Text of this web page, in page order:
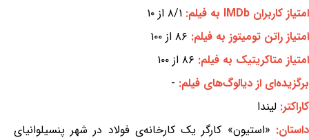
امتیاز کاربران IMDb به فیلم:
۸/۱ از ۱۰
امتیاز راتن تومیتوز به فیلم: ۸۶ از ۱۰۰
امتیاز متاکریتیک به فیلم: ۸۶ از ۱۰۰
برگزیده‌ای از دیالوگ‌های فیلم: -
کاراکتر: لیندا
داستان: «استیون» کارگر یک کارخانه‌ی فولاد در شهر پنسیلوانیای